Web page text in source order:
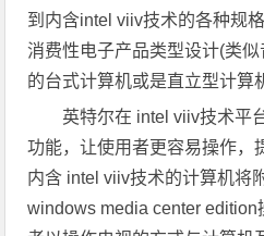
到内含intel viiv技术的各种规
消费性电子产品类型设计(类
的台式计算机或是直立型计算
英特尔在 intel viiv技术平
功能，让使用者更容易操作，
内含 intel viiv技术的计算机将
windows media center edition